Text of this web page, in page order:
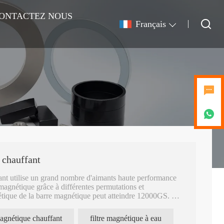
NOUS
Français
utilise un grand nombre d'aimants haute performance
grâce à différentes permutations et
de la barre magnétique peut atteindre 12000GS.
de la taille de l'aimant en néodyme.
chauffant filtre magnétique à eau